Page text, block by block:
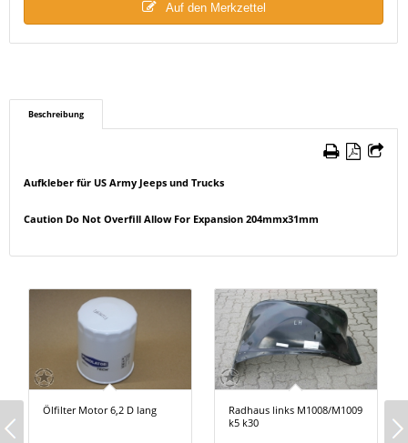
Auf den Merkzettel
Beschreibung
Aufkleber für US Army Jeeps und Trucks
Caution Do Not Overfill Allow For Expansion 204mmx31mm
Ölfilter Motor 6,2 D lang
Radhaus links M1008/M1009
k5 k30